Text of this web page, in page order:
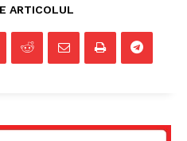
ARTICOLUL